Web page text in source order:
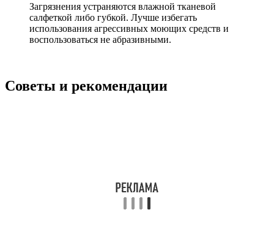
Загрязнения устраняются влажной тканевой
салфеткой либо губкой. Лучше избегать
использования агрессивных моющих средств и
воспользоваться не абразивными.
Советы и рекомендации